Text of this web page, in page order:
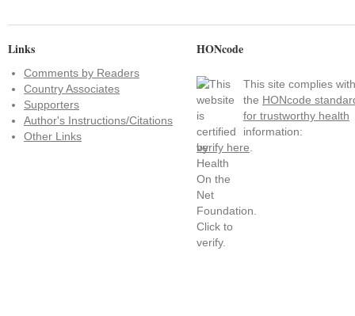
Links
Comments by Readers
Country Associates
Supporters
Author's Instructions/Citations
Other Links
HONcode
This site complies with
the HONcode
for trustworthy health
information:
verify here